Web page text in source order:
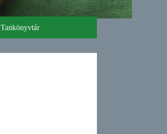
Tankönyvtár